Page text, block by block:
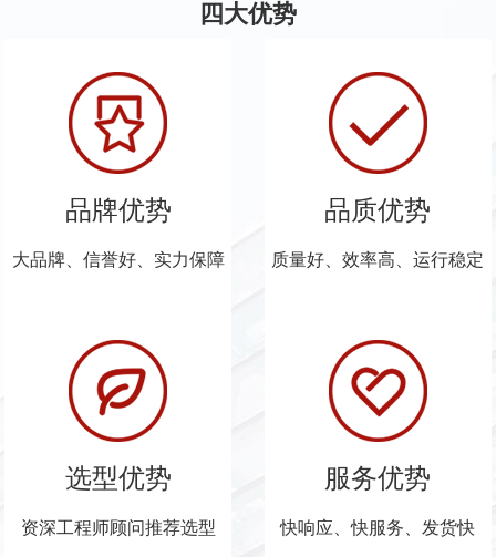
四大优势
品牌优势
大品牌、信誉好、实力保障
品质优势
质量好、效率高、运行稳定
选型优势
资深工程师顾问推荐选型
服务优势
快响应、快服务、发货快